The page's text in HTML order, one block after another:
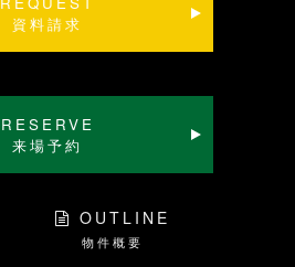
資料請求
RESERVE
来場予約
OUTLINE
物件概要